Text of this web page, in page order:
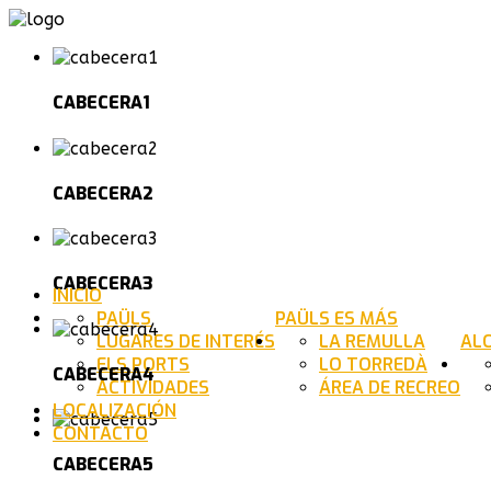
CABECERA1
CABECERA2
CABECERA3
CABECERA4
CABECERA5
INICIO
PAÜLS ES MÁS
PAÜLS
LUGARES DE INTERÉS
ELS PORTS
ACTIVIDADES
LA REMULLA
LO TORREDÀ
ÁREA DE RECREO
LOCALIZACIÓN
CONTACTO